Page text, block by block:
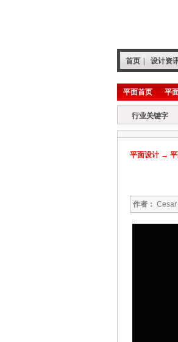
首页 设计资
平面首页 平
行业关键字
平面设计 →
作者：